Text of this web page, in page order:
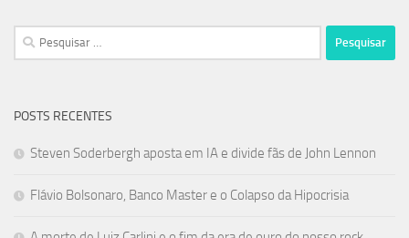
Pesquisar
por:
POSTS RECENTES
Steven Soderbergh aposta em IA e divide fãs de John Lennon
Flávio Bolsonaro, Banco Master e o Colapso da Hipocrisia